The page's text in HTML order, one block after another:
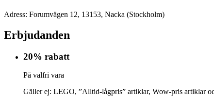
Adress: Forumvägen 12, 13153, Nacka (Stockholm)
Erbjudanden
20% rabatt
På valfri vara
Gäller ej: LEGO, ”Alltid-lågpris” artiklar, Wow-pris artiklar